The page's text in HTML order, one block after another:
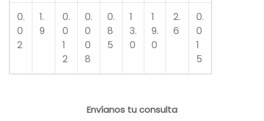
0.
0
2
1.
9
0.
0
1
2
0.
0
0
8
0.
8
5
1
3.
0
1
9.
0
2.
6
0.
0
1
5
Envíanos tu consulta